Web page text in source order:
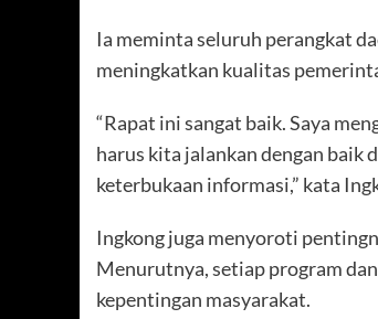
Ia meminta seluruh perangkat
meningkatkan kualitas
“Rapat ini sangat baik. Saya
harus kita jalankan dengan baik
keterbukaan informasi,” kata
Ingkong juga menyoroti
Menurutnya, setiap program
kepentingan masyarakat.